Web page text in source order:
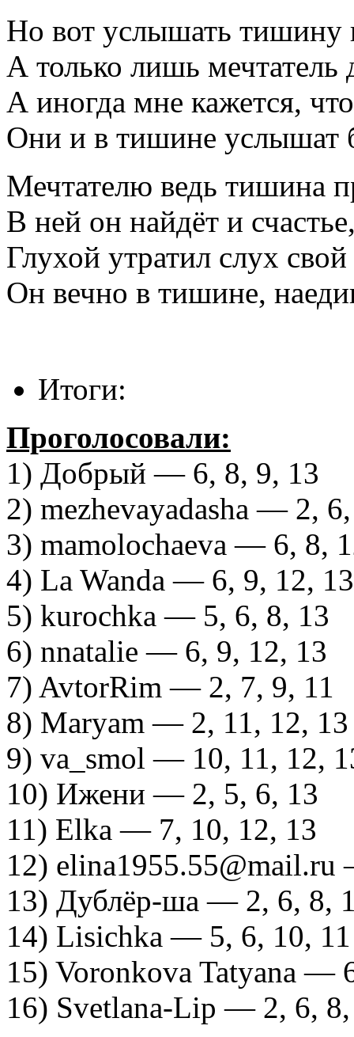
Но вот услышать тишину
А только лишь мечтатель
А иногда мне кажется,
Они и в тишине услышат
Мечтателю ведь тишина
В ней он найдёт и
Глухой утратил слух свой
Он вечно в тишине,
Итоги:
Проголосовали:
1) Добрый — 6, 8, 9, 13
2) mezhevayadasha — 2,
3) mamolochaeva — 6, 8,
4) La Wanda — 6, 9, 12, 13
5) kurochka — 5, 6, 8, 13
6) nnatalie — 6, 9, 12, 13
7) AvtorRim — 2, 7, 9, 11
8) Maryam — 2, 11, 12, 13
9) va_smol — 10, 11, 12,
10) Ижени — 2, 5, 6, 13
11) Elka — 7, 10, 12, 13
12)
13) Дублёр-ша — 2, 6, 8,
14) Lisichka — 5, 6, 10, 11
15) Voronkova Tatyana —
16) Svetlana-Lip — 2, 6,